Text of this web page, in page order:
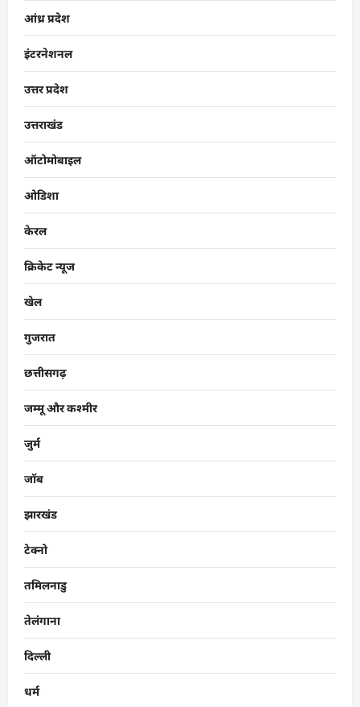
आंध्र प्रदेश
इंटरनेशनल
उत्तर प्रदेश
उत्तराखंड
ऑटोमोबाइल
ओडिशा
केरल
क्रिकेट न्यूज
खेल
गुजरात
छत्तीसगढ़
जम्मू और कश्मीर
जुर्म
जॉब
झारखंड
टेक्नो
तमिलनाडु
तेलंगाना
दिल्ली
धर्म